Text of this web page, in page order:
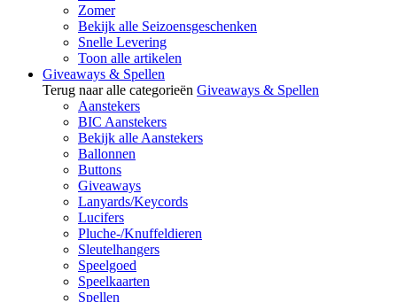
Zomer
Bekijk alle Seizoensgeschenken
Snelle Levering
Toon alle artikelen
Giveaways & Spellen
Terug naar alle categorieën Giveaways & Spellen
Aanstekers
BIC Aanstekers
Bekijk alle Aanstekers
Ballonnen
Buttons
Giveaways
Lanyards/Keycords
Lucifers
Pluche-/Knuffeldieren
Sleutelhangers
Speelgoed
Speelkaarten
Spellen